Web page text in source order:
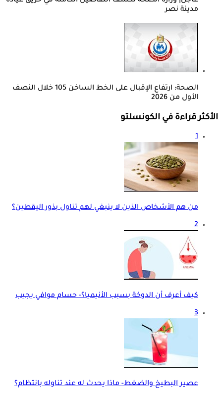
مدينة نصر
الصحة: ارتفاع الإقبال على الخط الساخن 105 خلال النصف
الأول من 2026
الأكثر قراءة في الكونسلتو
1
من هم الأشخاص الذين لا ينبغي لهم تناول بذور اليقطين؟
2
كيف أعرف أن الدوخة بسبب الأنيميا؟- حسام موافي يجيب
3
عصير البطيخ والضغط- ماذا يحدث له عند تناوله بانتظام؟